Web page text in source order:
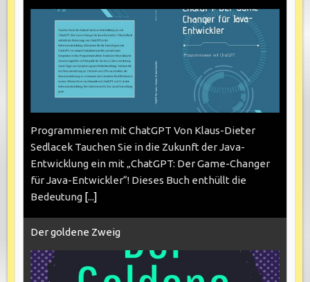
Programmieren mit ChatGPT Von Klaus-Dieter
Sedlacek Tauchen Sie in die Zukunft der Java-
Entwicklung ein mit „ChatGPT: Der Game-Changer
für Java-Entwickler“! Dieses Buch enthüllt die
Bedeutung [...]
Der goldene Zweig